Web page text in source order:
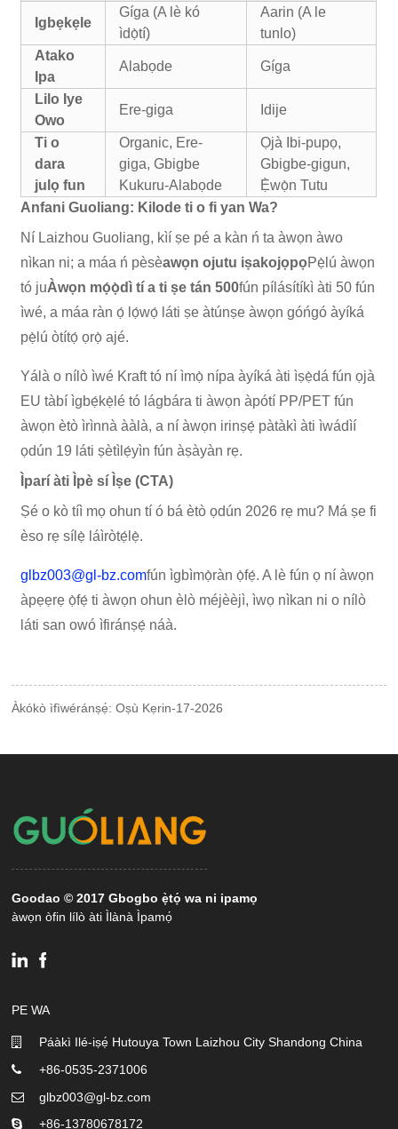
Igbẹkẹle
Gíga (A lè kó
ìdọ̀tí)
Aarin (A le
tunlo)
Atako
Ipa
Alabọde Gíga
Lilo Iye
Owo
Ere-giga Idije
Ti o
dara
julọ fun
Organic, Ere-
giga, Gbigbe
Kukuru-Alabọde
Ọjà Ibi-pupọ,
Gbigbe-gigun,
Ẹ̀wọ̀n Tutu
Anfani Guoliang: Kilode ti o fi yan Wa?
Ní Laizhou Guoliang, kìí ṣe pé a kàn ń ta àwọn àwo
nìkan ni; a máa ń pèsèawọn ojutu iṣakojọpọPẹ̀lú àwọn
tó juÀwọn mọ́ọ̀dì tí a ti ṣe tán 500fún pílásítíkì àti 50 fún
ìwé, a máa ràn ọ́ lọ́wọ́ láti ṣe àtúnṣe àwọn góńgó àyíká
pẹ̀lú òtítọ́ ọrọ̀ ajé.
Yálà o nílò ìwé Kraft tó ní ìmọ̀ nípa àyíká àti ìṣẹ̀dá fún ọjà
EU tàbí ìgbẹ́kẹ̀lé tó lágbára ti àwọn àpótí PP/PET fún
àwọn ètò ìrìnnà ààlà, a ní àwọn irinṣẹ́ pàtàkì àti ìwádìí
ọdún 19 láti ṣètìlẹ́yìn fún àṣàyàn rẹ.
Ìparí àti Ìpè sí Ìṣe (CTA)
Ṣé o kò tíì mọ ohun tí ó bá ètò ọdún 2026 rẹ mu? Má ṣe fi
èso rẹ sílẹ̀ láìròtẹ́lẹ̀.
glbz003@gl-bz.comfún ìgbìmọ̀ràn ọ̀fẹ́. A lè fún ọ ní àwọn
àpẹẹrẹ ọ̀fẹ́ ti àwọn ohun èlò méjèèjì, ìwọ nìkan ni o nílò
láti san owó ìfiránṣẹ́ náà.
Àkókò ìfìwéránṣẹ́: Oṣù Kẹrin-17-2026
Goodao © 2017 Gbogbo ẹ̀tọ́ wa ni ipamọ
àwọn òfin lílò àti Ìlànà Ìpamọ́
PE WA
Páàkì Ilé-iṣẹ́ Hutouya Town Laizhou City Shandong China
+86-0535-2371006
glbz003@gl-bz.com
+86-13780678172